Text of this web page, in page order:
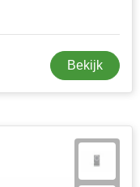
Bekijk